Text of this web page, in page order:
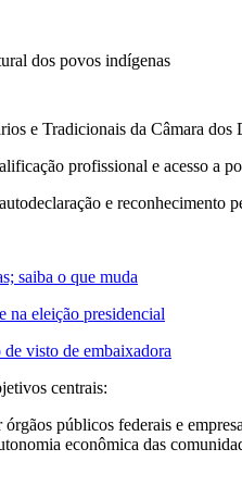
dos povos indígenas
e Tradicionais da Câmara
profissional e acesso a
e
saiba o que muda
na eleição presidencial
visto de embaixadora
centrais:
públicos federais e
econômica das